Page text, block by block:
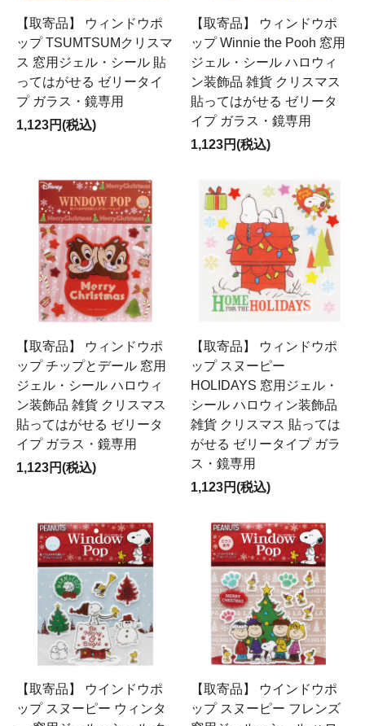
【取寄品】 ウィンドウポ
ップ TSUMTSUMクリスマ
ス 窓用ジェル・シール 貼
ってはがせる ゼリータイ
プ ガラス・鏡専用
1,123円(税込)
【取寄品】 ウィンドウポ
ップ Winnie the Pooh 窓用
ジェル・シール ハロウィ
ン装飾品 雑貨 クリスマス
貼ってはがせる ゼリータ
イプ ガラス・鏡専用
1,123円(税込)
【取寄品】 ウィンドウポ
ップ チップとデール 窓用
ジェル・シール ハロウィ
ン装飾品 雑貨 クリスマス
貼ってはがせる ゼリータ
イプ ガラス・鏡専用
1,123円(税込)
【取寄品】 ウィンドウポ
ップ スヌーピー
HOLIDAYS 窓用ジェル・
シール ハロウィン装飾品
雑貨 クリスマス 貼っては
がせる ゼリータイプ ガラ
ス・鏡専用
1,123円(税込)
【取寄品】 ウインドウポ
ップ スヌーピー ウィンタ
【取寄品】 ウインドウポ
ップ スヌーピー フレンズ